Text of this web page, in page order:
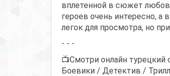
вплетенной в сюжет
героев очень интересно, а
легок для просмотра, но
- - -
📺Смотри онлайн турецкий
Боевики / Детектив /